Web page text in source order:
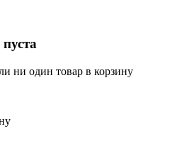
ни один товар в корзину